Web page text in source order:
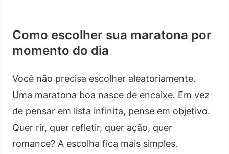
Como escolher sua maratona por
momento do dia
Você não precisa escolher aleatoriamente.
Uma maratona boa nasce de encaixe. Em vez
de pensar em lista infinita, pense em objetivo.
Quer rir, quer refletir, quer ação, quer
romance? A escolha fica mais simples.